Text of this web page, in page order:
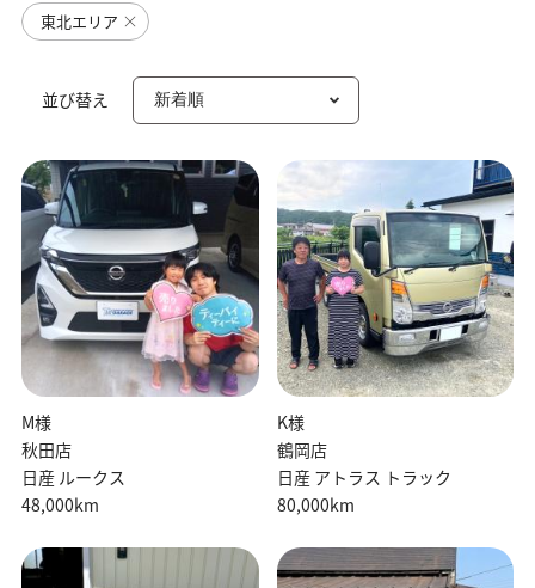
東北エリア
並び替え
M様
秋田店
日産 ルークス
48,000km
K様
鶴岡店
日産 アトラス トラック
80,000km